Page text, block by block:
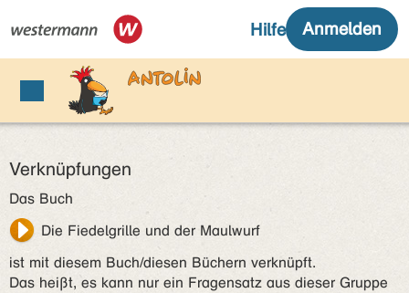
Verknüpfungen
Das Buch
Die Fiedelgrille und der Maulwurf
ist mit diesem Buch/diesen Büchern verknüpft.
Das heißt, es kann nur ein Fragensatz aus dieser Gruppe